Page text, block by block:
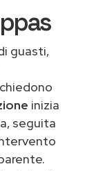
guasti,
inizia
seguita